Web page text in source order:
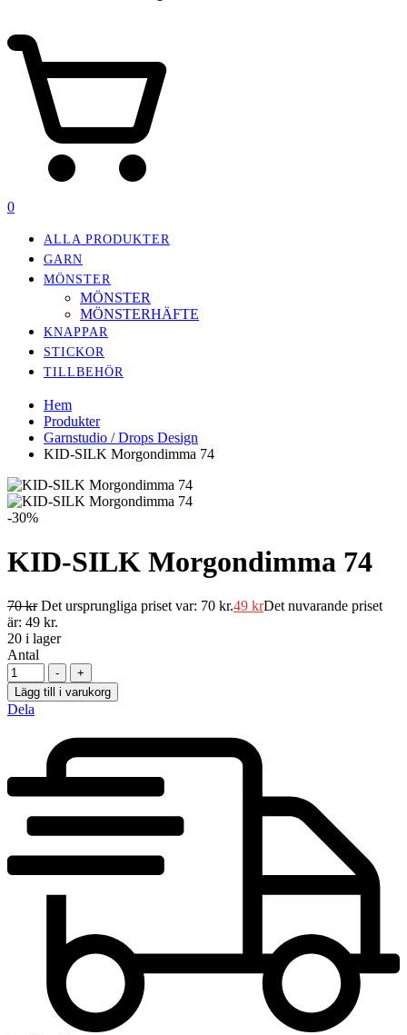
0
ALLA PRODUKTER
GARN
MÖNSTER
MÖNSTER
MÖNSTERHÄFTE
KNAPPAR
STICKOR
TILLBEHÖR
Hem
Produkter
Garnstudio / Drops Design
KID-SILK Morgondimma 74
-30%
KID-SILK Morgondimma 74
70kr Det ursprungliga priset var: 70 kr.49 krDet nuvarande priset
är: 49 kr.
20 i lager
Antal
-
+
Lägg till i varukorg
Dela